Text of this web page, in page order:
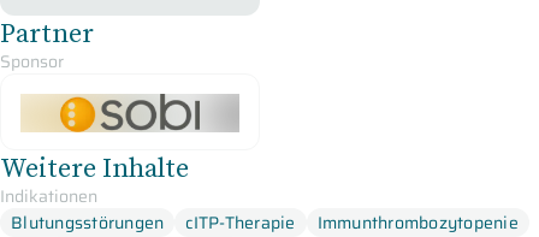
Partner
Sponsor
Weitere Inhalte
Indikationen
Blutungsstörungen
cITP-Therapie
Immunthrombozytopenie